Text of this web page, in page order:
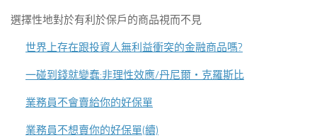
選擇性地對於有利於保戶的商品視而不見
世界上存在跟投資人無利益衝突的金融商品嗎?
一碰到錢就變蠢:非理性效應/丹尼爾‧克羅斯比
業務員不會賣給你的好保單
業務員不想賣你的好保單(續)